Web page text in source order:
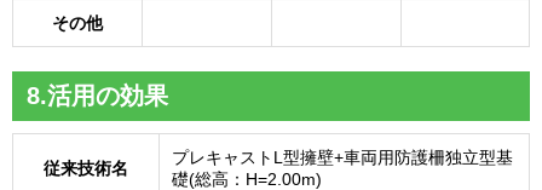
その他
8.活用の効果
従来技術名
プレキャストL型擁壁+車両用防護柵独立型基
礎(総高：H=2.00m)